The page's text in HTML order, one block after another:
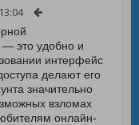
— это удобно и
интерфейс
делают его
значительно
взломах
онлайн-